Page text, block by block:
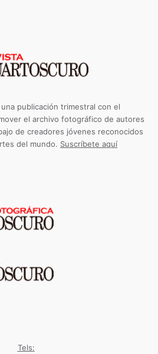
publicación trimestral con el
el archivo fotográfico de autores
de creadores jóvenes reconocidos
del mundo. Suscríbete aquí
Tels: